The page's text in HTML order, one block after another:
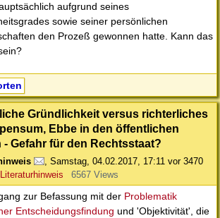
aufgrund seines
sowie seiner persönlichen
den Prozeß gewonnen hatte. Kann das
Gründlichkeit versus richterliches
Ebbe in den öffentlichen
- Gefahr für den Rechtsstaat?
, Samstag, 04.02.2017, 17:11 vor 3470
6567 Views
zur Befassung mit der Problematik
Entscheidungsfindung und 'Objektivität', die